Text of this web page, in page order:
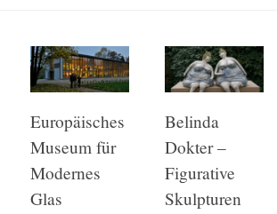
Europäisches
Museum für
Modernes
Glas
Belinda
Dokter –
Figurative
Skulpturen